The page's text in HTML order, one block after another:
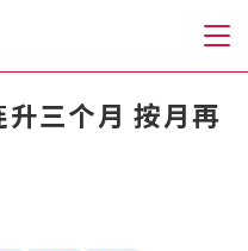
三个月 按月再